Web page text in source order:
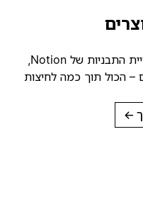
להעלות את התבנית שלכם לגלריית התבניות של Notion,
– הכול תוך כמה לחיצות
→